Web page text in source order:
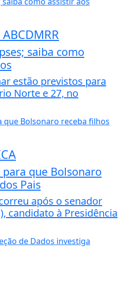
saiba como
estão previstos para
Norte e 27, no
que Bolsonaro
Pais
após o senador
candidato à Presidência